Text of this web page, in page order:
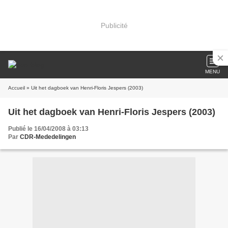
Publicité
MENU
Accueil » Uit het dagboek van Henri-Floris Jespers (2003)
Uit het dagboek van Henri-Floris Jespers (2003)
Publié le 16/04/2008 à 03:13
Par CDR-Mededelingen